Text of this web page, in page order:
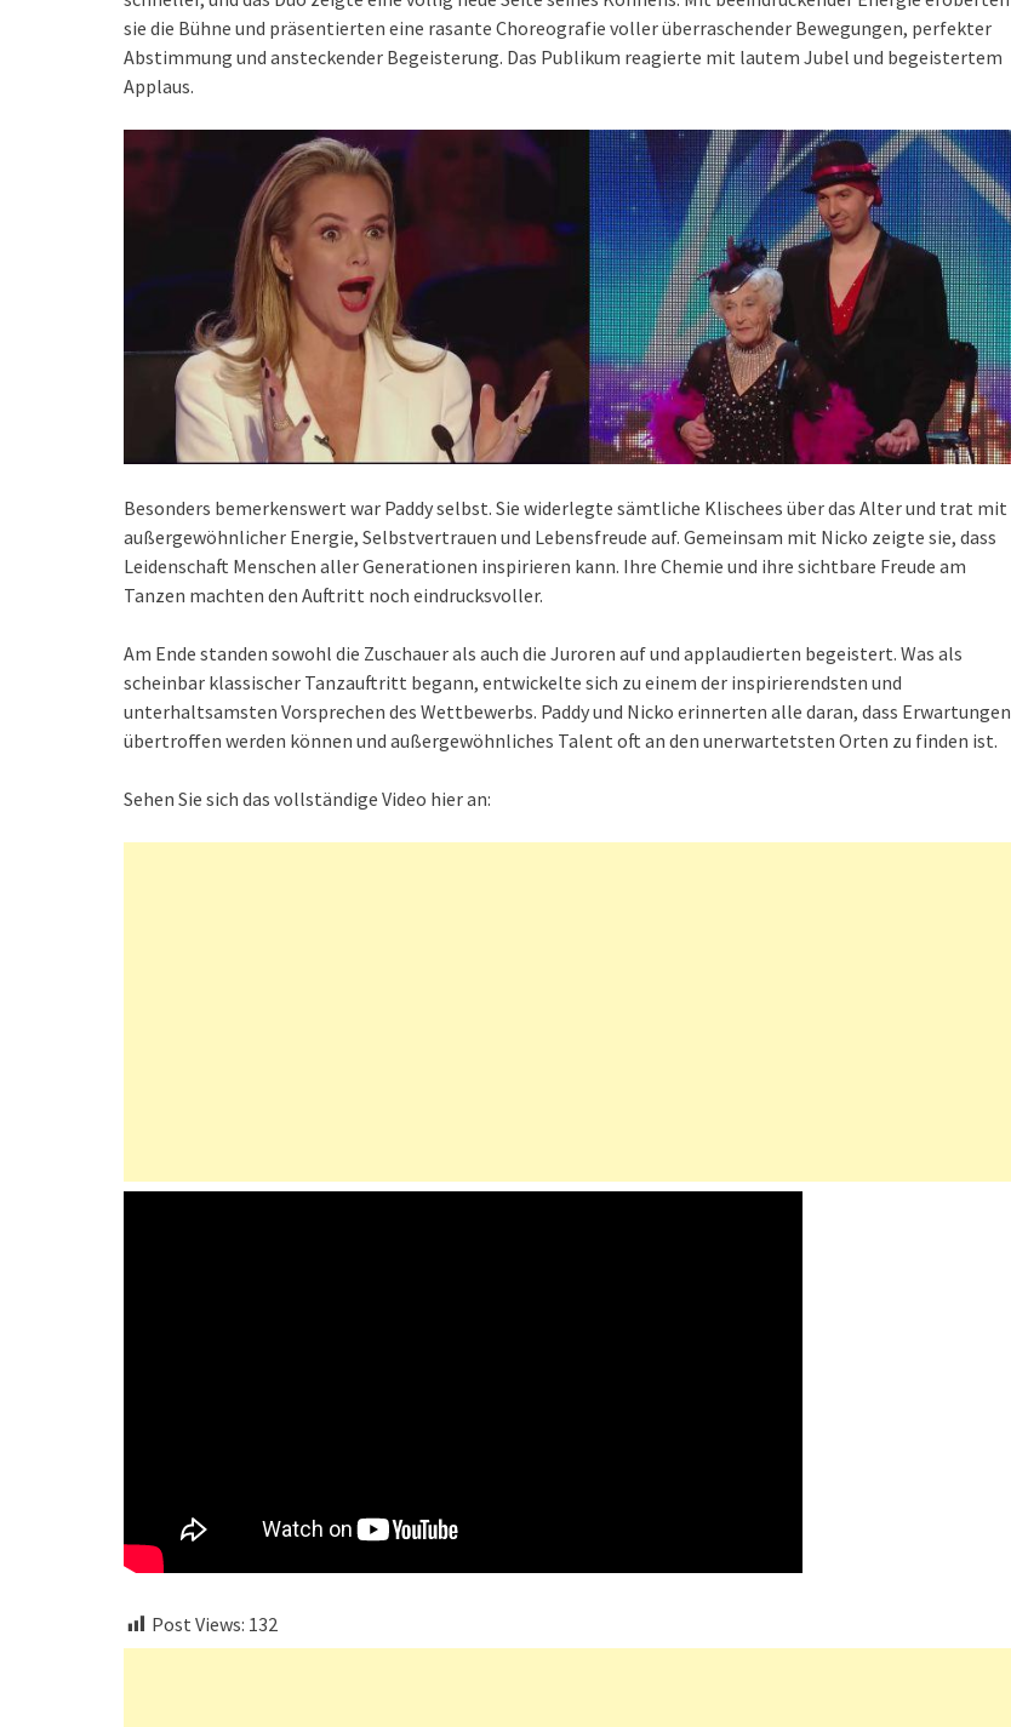
sie die Bühne und präsentierten eine rasante Choreografie voller überraschender Bewegungen, perfekter
Abstimmung und ansteckender Begeisterung. Das Publikum reagierte mit lautem Jubel und begeistertem
Applaus.
Besonders bemerkenswert war Paddy selbst. Sie widerlegte sämtliche Klischees über das Alter und trat mit
außergewöhnlicher Energie, Selbstvertrauen und Lebensfreude auf. Gemeinsam mit Nicko zeigte sie, dass
Leidenschaft Menschen aller Generationen inspirieren kann. Ihre Chemie und ihre sichtbare Freude am
Tanzen machten den Auftritt noch eindrucksvoller.
Am Ende standen sowohl die Zuschauer als auch die Juroren auf und applaudierten begeistert. Was als
scheinbar klassischer Tanzauftritt begann, entwickelte sich zu einem der inspirierendsten und
unterhaltsamsten Vorsprechen des Wettbewerbs. Paddy und Nicko erinnerten alle daran, dass Erwartungen
übertroffen werden können und außergewöhnliches Talent oft an den unerwartetsten Orten zu finden ist.
Sehen Sie sich das vollständige Video hier an:
Post Views: 132